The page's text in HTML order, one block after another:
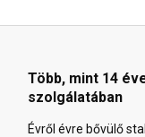
Több, mint 14
szolgálatában
Évről évre bővülő